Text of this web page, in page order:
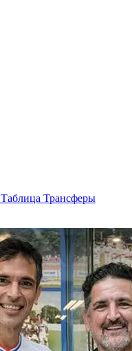
Таблица Трансферы